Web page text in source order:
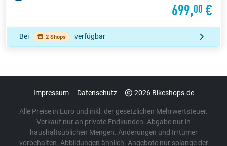
699,00 €
Bei 2 Shops verfügbar
Impressum Datenschutz 2026 Bikeshops.de
Alle Preise in Euro und inkl. der gesetzlichen Mehrwertsteuer.
Verkauf nur an private Endkunden. Abgabe nur in
haushaltsüblichen Mengen. Änderungen und Irrtümer
vorbehalten. Abbildungen ähnlich. Angebote nur solange der